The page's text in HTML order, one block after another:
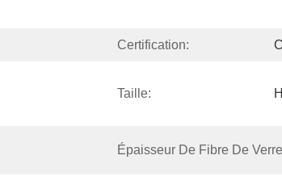
Certification:
Taille:
Épaisseur De Fibre De